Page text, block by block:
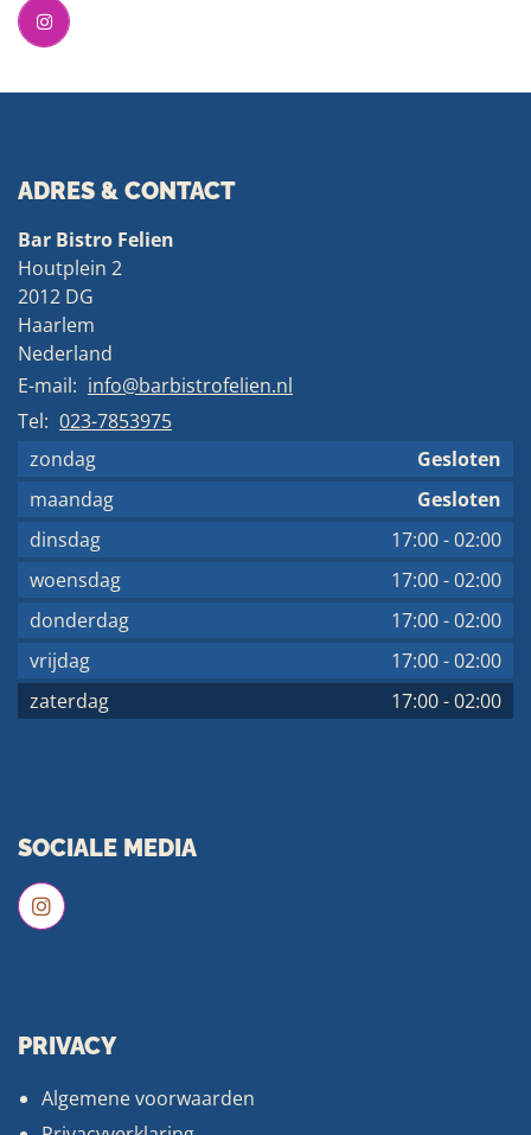
ADRES & CONTACT
Bar Bistro Felien
Houtplein 2
2012 DG
Haarlem
Nederland
E-mail: info@barbistrofelien.nl
Tel: 023-7853975
zondag
Gesloten
maandag
Gesloten
dinsdag
17:00-02:00
woensdag
17:00-02:00
donderdag
17:00-02:00
vrijdag
17:00-02:00
zaterdag
17:00-02:00
SOCIALE MEDIA
PRIVACY
Algemene voorwaarden